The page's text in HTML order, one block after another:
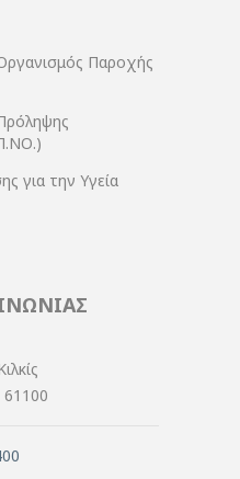
Παροχής
για την Υγεία